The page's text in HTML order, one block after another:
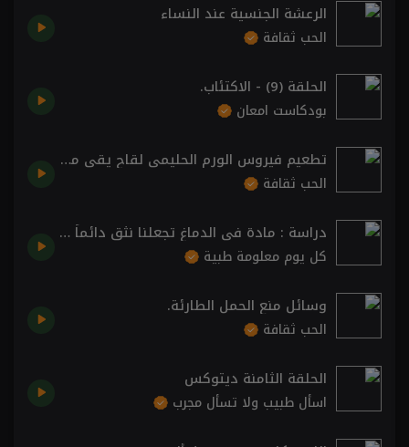
الرعشة الجنسية عند النساء
الحب ثقافة
الحلقة (9) - الاكتئاب.
بودكاست امعان
تطعيم فيروس الورم الحليمي لقاح يقي من السرطان أيضاً.
الحب ثقافة
دراسة : مادة فى الدماغ تجعلنا نثق دائماً بنصائح المشاهير
كل يوم معلومة طبية
وسائل منع الحمل الطارئة.
الحب ثقافة
الحلقة الثامنة ديتوكس
اسأل طبيب ولا تسأل مجرب